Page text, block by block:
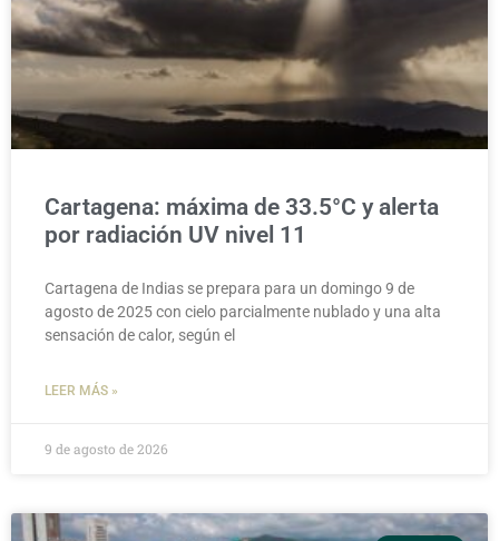
Cartagena: máxima de 33.5°C y alerta
por radiación UV nivel 11
Cartagena de Indias se prepara para un domingo 9 de
agosto de 2025 con cielo parcialmente nublado y una alta
sensación de calor, según el
LEER MÁS »
9 de agosto de 2026